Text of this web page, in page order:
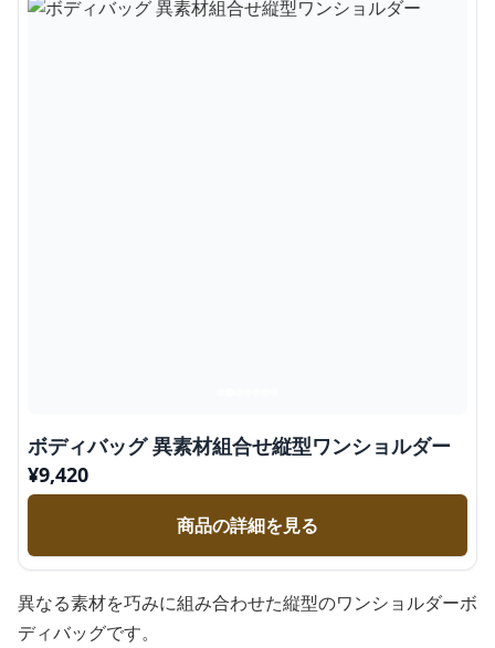
ボディバッグ 異素材組合せ縦型ワンショルダー
¥9,420
商品の詳細を見る
異なる素材を巧みに組み合わせた縦型のワンショルダーボ
ディバッグです。